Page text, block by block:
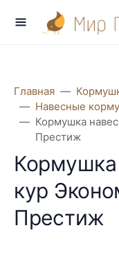
Главная
Навесные
Кормушка
Престиж
Кормушка
кур
Престиж